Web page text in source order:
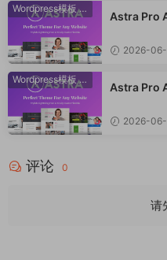
装饰品、
行业购物
Wordpress模板· WooCommerce主题
Astra Pro
用于一般
装饰品、
行业购物
2026-
Wordpress模板· WooCommerce主题
Astra Pro
用于一般
2026-
评论 0
请